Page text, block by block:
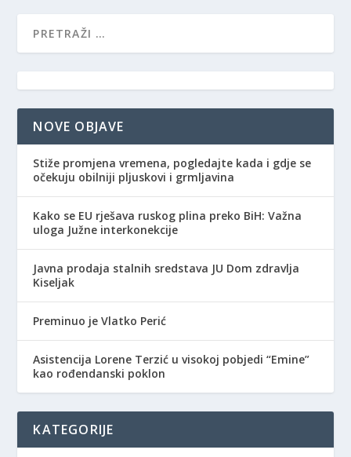
NOVE OBJAVE
Stiže promjena vremena, pogledajte kada i gdje se
očekuju obilniji pljuskovi i grmljavina
Kako se EU rješava ruskog plina preko BiH: Važna
uloga Južne interkonekcije
Javna prodaja stalnih sredstava JU Dom zdravlja
Kiseljak
Preminuo je Vlatko Perić
Asistencija Lorene Terzić u visokoj pobjedi “Emine”
kao rođendanski poklon
KATEGORIJE